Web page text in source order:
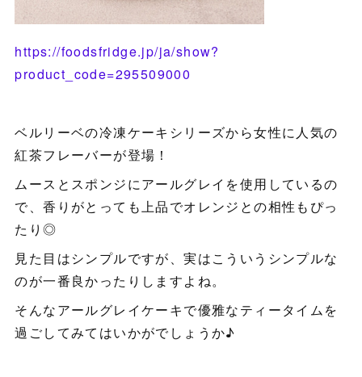
https://foodsfridge.jp/ja/show?
product_code=295509000
ベルリーベの冷凍ケーキシリーズから女性に人気の
紅茶フレーバーが登場！
ムースとスポンジにアールグレイを使用しているの
で、香りがとっても上品でオレンジとの相性もぴっ
たり◎
見た目はシンプルですが、実はこういうシンプルな
のが一番良かったりしますよね。
そんなアールグレイケーキで優雅なティータイムを
過ごしてみてはいかがでしょうか♪